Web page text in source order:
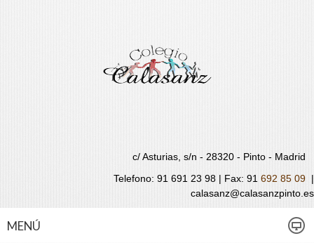
c/ Asturias, s/n - 28320 - Pinto - Madrid
Telefono: 91 691 23 98 | Fax: 91 692 85 09 |
calasanz@calasanzpinto.es
MENÚ